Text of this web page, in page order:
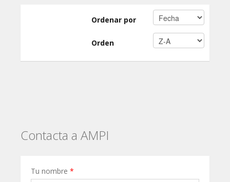
Ordenar por
Orden
Contacta a AMPI
Tu nombre *